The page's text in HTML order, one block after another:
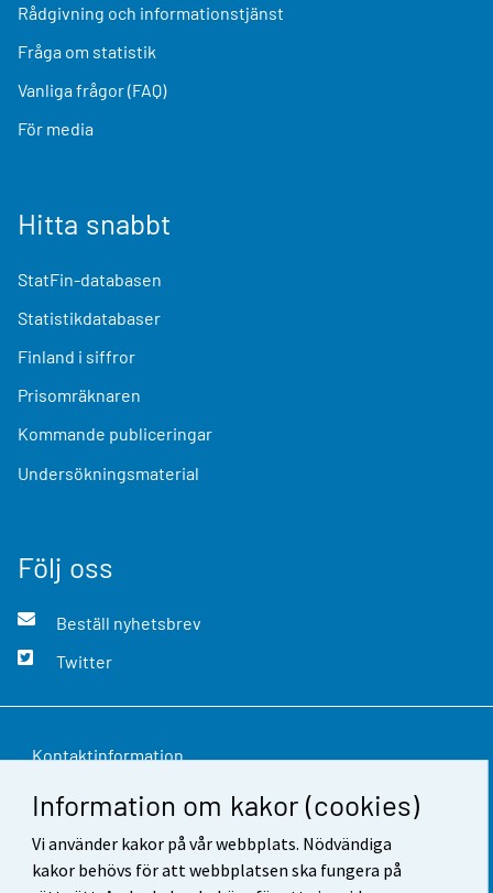
Information om kakor (cookies)
Vi använder kakor på vår webbplats. Nödvändiga
kakor behövs för att webbplatsen ska fungera på
Rådgivning och informationstjänst
Fråga om statistik
Vanliga frågor (FAQ)
För media
Hitta snabbt
StatFin-databasen
Statistikdatabaser
Finland i siffror
Prisomräknaren
Kommande publiceringar
Undersökningsmaterial
Följ oss
Beställ nyhetsbrev
Twitter
Kontaktinformation
Respons
Användarvillkor
Dataskydd